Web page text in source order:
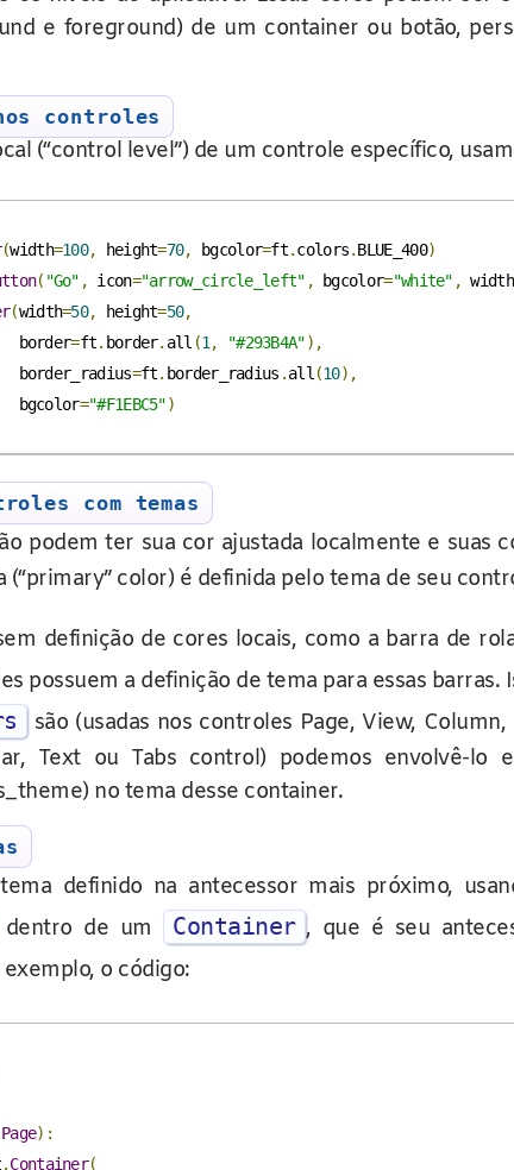
e foreground) de um container ou botão,
controles
(“control level”) de um controle específico,
(width=100, height=70, bgcolor=ft.colors.BLUE_400)
( "Go" , icon="arrow_circle_left" , bgcolor="white" , width
(width=50, height=50,
                    border
=ft. border. all (1 , "#293B4A"),
                    border_radius
=ft. border_radius .all (10),
                    bgcolor
="#F1EBC5")
com temas
podem ter sua cor ajustada localmente e suas
color) é definida pelo tema de seu
definição de cores locais, como a barra de
possuem a definição de tema para essas
são (usadas nos controles Page, View,
Text ou Tabs control) podemos envolvê-
no tema desse container.
definido na antecessor mais próximo,
dentro de um Container , que é seu
exemplo, o código:
Page):
.Container(